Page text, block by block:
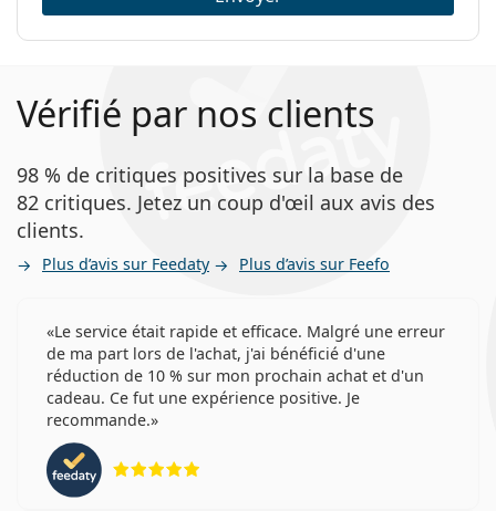
Vérifié par nos clients
98 % de critiques positives sur la base de
82 critiques. Jetez un coup d'œil aux avis des
clients.
Plus d’avis sur Feedaty Plus d’avis sur Feefo
Le service était rapide et efficace. Malgré une erreur
de ma part lors de l'achat, j'ai bénéficié d'une
réduction de 10 % sur mon prochain achat et d'un
cadeau. Ce fut une expérience positive. Je
recommande.